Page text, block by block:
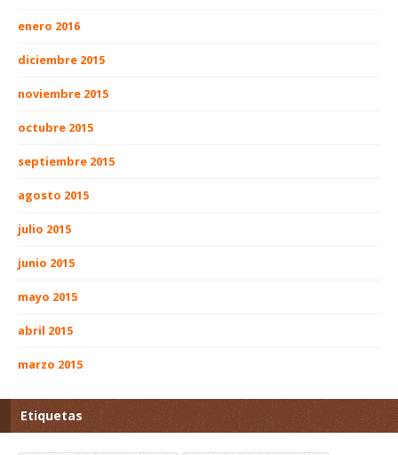
enero 2016
diciembre 2015
noviembre 2015
octubre 2015
septiembre 2015
agosto 2015
julio 2015
junio 2015
mayo 2015
abril 2015
marzo 2015
Etiquetas